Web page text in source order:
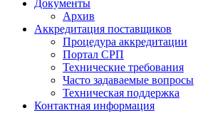
Документы
Архив
Аккредитация поставщиков
Процедура аккредитации
Портал СРП
Технические требования
Часто задаваемые вопросы
Техническая поддержка
Контактная информация